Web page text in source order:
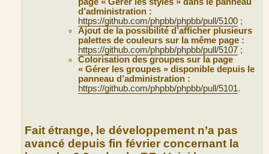
d’administration :
https://github.com/phpbb/phpbb/pull/5100;
Ajout de la possibilité d’afficher plusieurs
palettes de couleurs sur la même page :
https://github.com/phpbb/phpbb/pull/5107;
Colorisation des groupes sur la page
« Gérer les groupes » disponible depuis le
panneau d’administration :
https://github.com/phpbb/phpbb/pull/5101.
Fait étrange, le développement n’a pas
avancé depuis fin février concernant la